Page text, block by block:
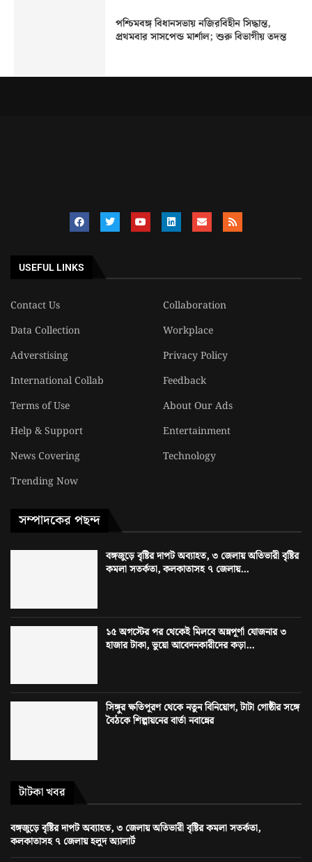
পশ্চিমবঙ্গ বিধানসভায় নজিরবিহীন সিদ্ধান্ত,
প্রথমবার সাসপেন্ড মার্শাল; শুরু বিভাগীয় তদন্ত
USEFUL LINKS
Contact Us
Collaboration
Data Collection
Workplace
Adverstising
Privacy Policy
International Collab
Feedback
Terms of Use
About Our Ads
Help & Support
Entertainment
News Covering
Technology
Trending Now
সম্পাদকের পছন্দ
বঙ্গজুড়ে বৃষ্টির দাপট অব্যাহত, ৩ জেলায় অতিভারী বৃষ্টির
কমলা সতর্কতা, কলকাতাসহ ৭ জেলায়...
১৫ অগস্টের পর থেকেই মিলবে অন্নপূর্ণা যোজনার ৩
হাজার টাকা, ভুয়ো আবেদনকারীদের কড়া...
সিঙ্গুর ক্ষতিপূরণ থেকে নতুন বিনিয়োগ, টাটা গোষ্ঠীর সঙ্গে
বৈঠকে শিল্পায়নের বার্তা নবান্নের
টাটকা খবর
বঙ্গজুড়ে বৃষ্টির দাপট অব্যাহত, ৩ জেলায় অতিভারী বৃষ্টির কমলা সতর্কতা,
কলকাতাসহ ৭ জেলায় হলুদ অ্যালার্ট